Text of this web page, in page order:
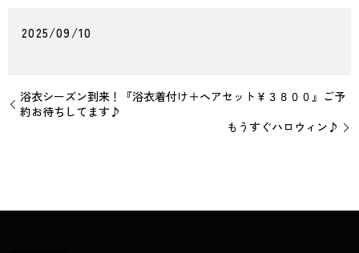
2025/09/10
浴衣シーズン到来！『浴衣着付け＋ヘアセット￥３８００』ご予
約お待ちしてます♪
もうすぐハロウィン♪